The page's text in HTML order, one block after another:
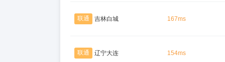
联通 吉林白城 167ms
联通 辽宁大连 154ms